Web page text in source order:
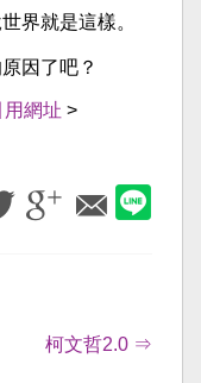
界就是這樣。
因了吧？
用網址 >
柯文哲2.0 ⇒